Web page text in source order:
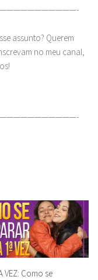
assunto? Querem
no meu canal,
VEZ: Como se